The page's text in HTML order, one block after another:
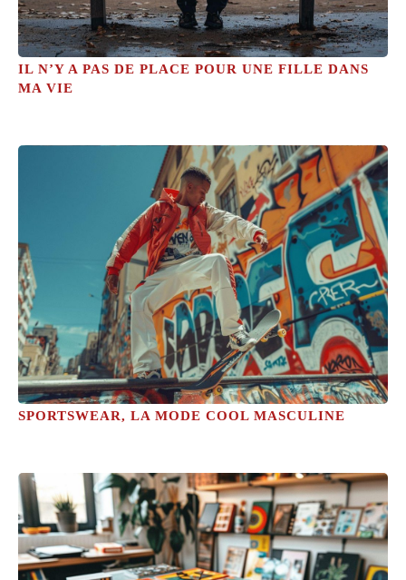
IL N’Y A PAS DE PLACE POUR UNE FILLE DANS
MA VIE
SPORTSWEAR, LA MODE COOL MASCULINE